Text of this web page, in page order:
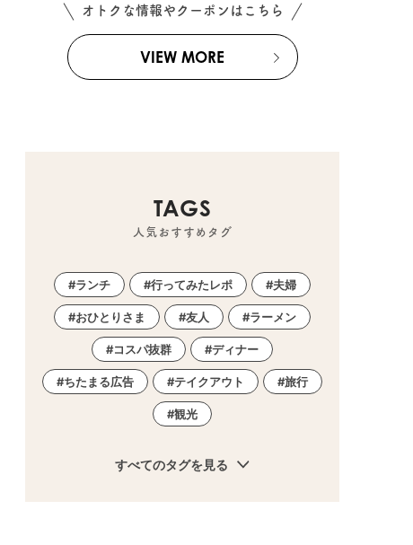
オトクな情報やクーポンはこちら
VIEW MORE
TAGS
人気おすすめタグ
ランチ 行ってみたレポ 夫婦
おひとりさま 友人 ラーメン
コスパ抜群 ディナー
ちたまる広告 テイクアウト 旅行
観光
すべてのタグを見る